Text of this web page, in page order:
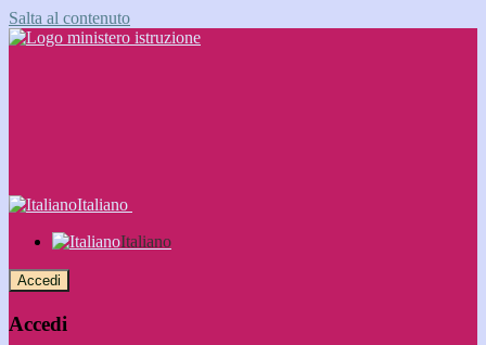
Salta al contenuto
Italiano
Italiano
Accedi
Accedi